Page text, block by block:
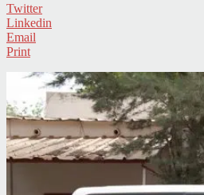
Twitter
Linkedin
Email
Print